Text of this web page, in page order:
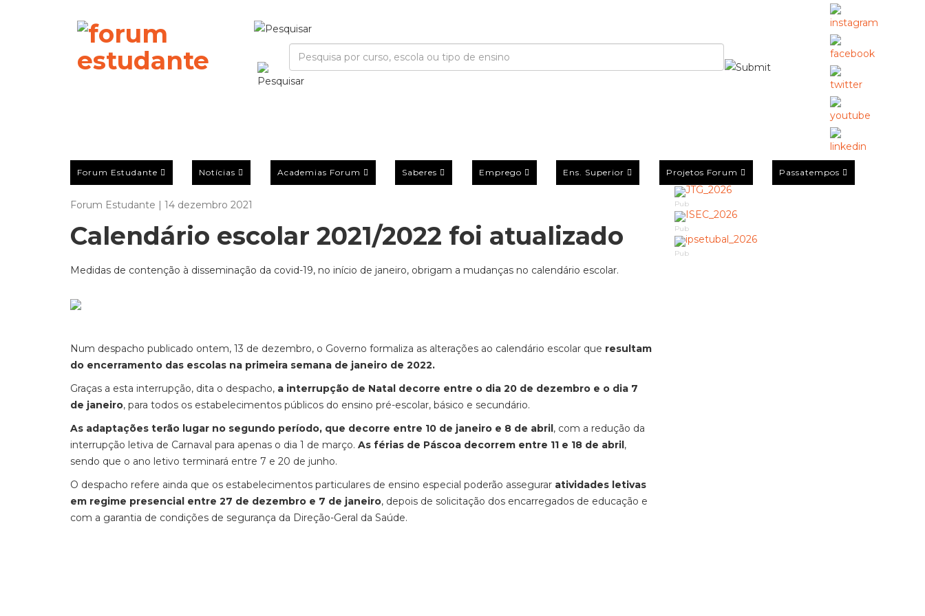
Forum Estudante Notícias Academias Forum Saberes Emprego Ens. Superior Projetos Forum Passatempos
Forum Estudante | 14 dezembro 2021
Calendário escolar 2021/2022 foi atualizado
Medidas de contenção à disseminação da covid-19, no início de janeiro, obrigam a mudanças no calendário escolar.
Num despacho publicado ontem, 13 de dezembro, o Governo formaliza as alterações ao calendário escolar que resultam
do encerramento das escolas na primeira semana de janeiro de 2022.
Graças a esta interrupção, dita o despacho, a interrupção de Natal decorre entre o dia 20 de dezembro e o dia 7
de janeiro, para todos os estabelecimentos públicos do ensino pré-escolar, básico e secundário.
As adaptações terão lugar no segundo período, que decorre entre 10 de janeiro e 8 de abril, com a redução da
interrupção letiva de Carnaval para apenas o dia 1 de março. As férias de Páscoa decorrem entre 11 e 18 de abril,
sendo que o ano letivo terminará entre 7 e 20 de junho.
O despacho refere ainda que os estabelecimentos particulares de ensino especial poderão assegurar atividades letivas
em regime presencial entre 27 de dezembro e 7 de janeiro, depois de solicitação dos encarregados de educação e
com a garantia de condições de segurança da Direção-Geral da Saúde.
Pub
Pub
Pub